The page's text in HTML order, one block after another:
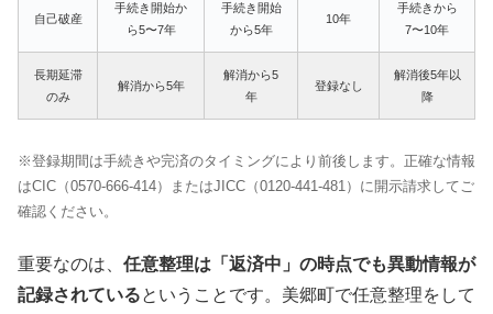
自己破産
手続き開始か
ら5〜7年
手続き開始
から5年
10年
手続きから
7〜10年
長期延滞
のみ
解消から5年
解消から5
年
登録なし
解消後5年以
降
※登録期間は手続きや完済のタイミングにより前後します。正確な情報
はCIC（0570-666-414）またはJICC（0120-441-481）に開示請求してご
確認ください。
重要なのは、 任意整理は「返済中」の時点でも異動情報が
記録されているということです。美郷町で任意整理をして